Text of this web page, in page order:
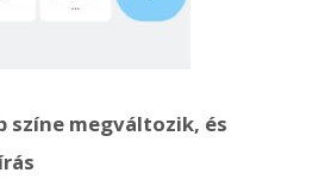
színe megváltozik, és